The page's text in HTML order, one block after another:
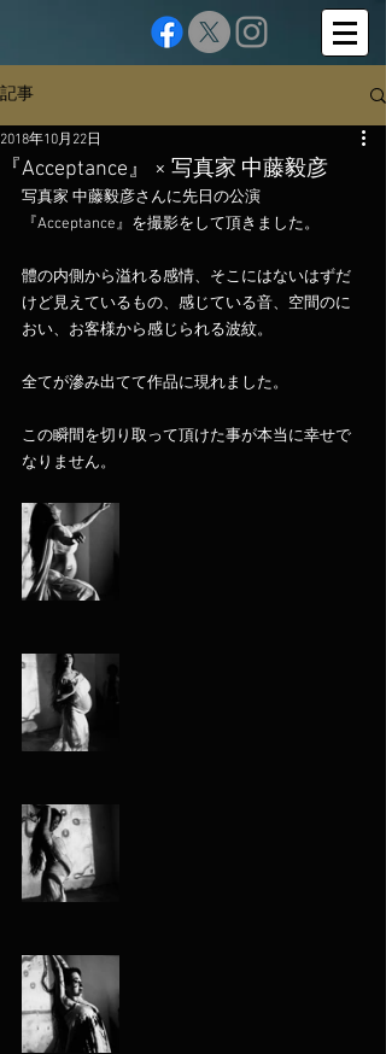
記事
『Acceptance』 × 写真家 中藤毅彦
2018年10月22日
写真家 中藤毅彦さんに先日の公演
『Acceptance』を撮影をして頂きました。
體の内側から溢れる感情、そこにはないはずだ
けど見えているもの、感じている音、空間のに
おい、お客様から感じられる波紋。
全てが滲み出てて作品に現れました。
この瞬間を切り取って頂けた事が本当に幸せで
なりません。